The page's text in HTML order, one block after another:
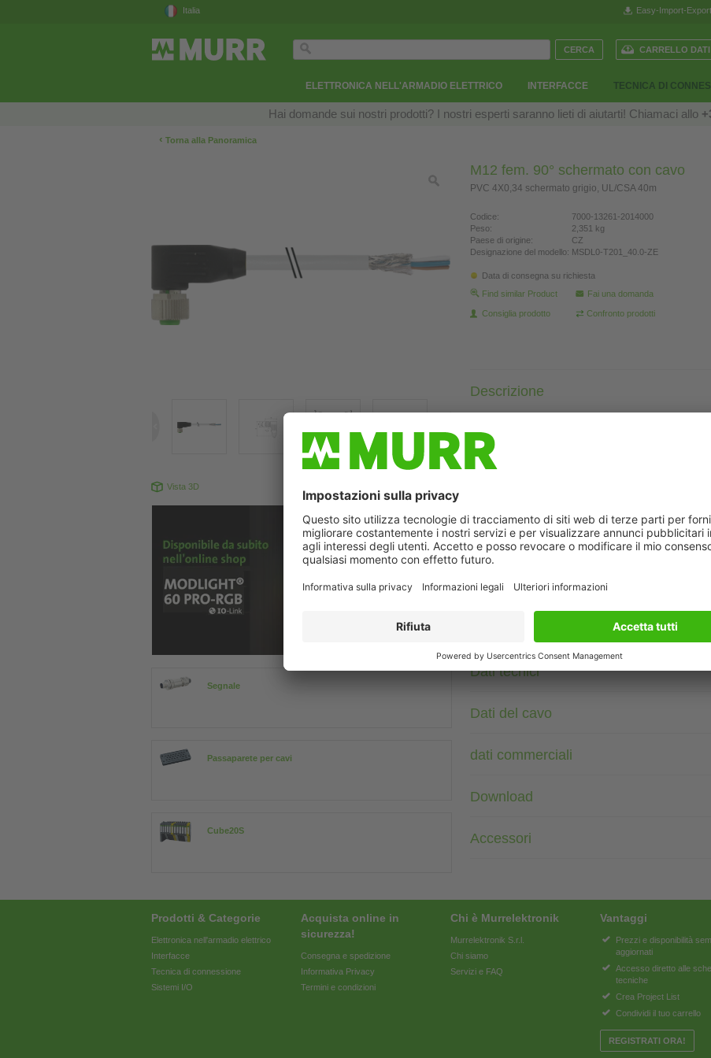
Italia Easy-Import-Export
ELETTRONICA NELL'ARMADIO ELETTRICO INTERFACCE TECNICA DI
CARRELLO DATI
Hai domande sui nostri prodotti? I nostri esperti saranno lieti di aiutarti! Chiamaci allo
‹ Torna alla Panoramica
Vista 3D
Segnale
Passaparete per cavi
Cube20S
M12 fem. 90° schermato con cavo
PVC 4X0,34 schermato grigio, UL/CSA 40m
Codice:
7000-13261-2014000
Peso:
2,351 kg
Paese di origine:
CZ
Designazione del modello: MSDL0-T201_40.0-ZE
Data di consegna su richiesta
Find similar Product
Fai una domanda
Consiglia prodotto Confronto prodotti
Descrizione
Schermato
con portatarghetta
Custodie plastica con buona resistenza contro agenti chimici e
La resistenza agli agenti aggressivi deve essere testata per la
Dati tecnici
Dati del cavo
dati commerciali
Download
Accessori
Prodotti & Categorie
Elettronica nell'armadio elettrico
Interfacce
Tecnica di connessione
Sistemi I/O
Acquista online in
sicurezza!
Consegna e spedizione
Informativa Privacy
Termini e condizioni
Chi è Murrelektronik
Murrelektronik S.r.l.
Chi siamo
Servizi e FAQ
Vantaggi
Prezzi e disponibilità
aggiornati
Accesso diretto alle
tecniche
Crea Project List
Condividi il tuo carrello
REGISTRATI ORA!